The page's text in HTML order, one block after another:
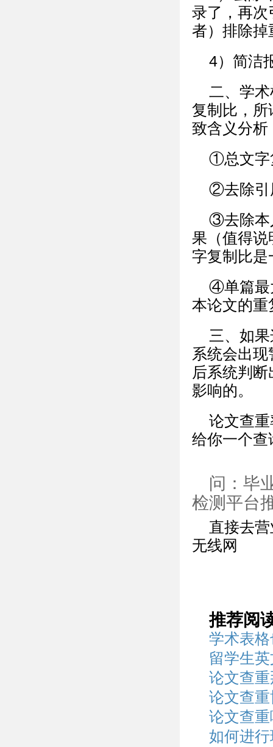
录了，再次
者）排除
4）简洁
二、学
复制比，所
致含义分析
①总文字
②去除引
③去除本
果（值得说
字复制比是
④单篇最
本论文的重
三、如
系统会出
后系统判
影响的。
论文查
给你一个查
问：毕
检测平台
直接去
无线网
推荐阅
学术表
留学生
论文查
论文查
论文查
如何进